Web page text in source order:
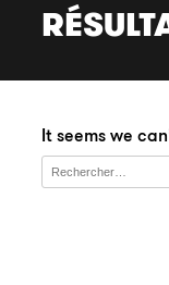
It seems we
Rechercher :